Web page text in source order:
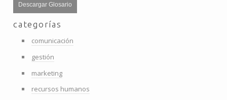
Descargar Glosario
categorías
comunicación
gestión
marketing
recursos humanos